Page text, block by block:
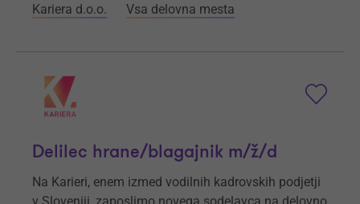
Kariera d.o.o. Vsa delovna mesta
Delilec hrane/blagajnik m/ž/d
Na Karieri, enem izmed vodilnih kadrovskih podjetji